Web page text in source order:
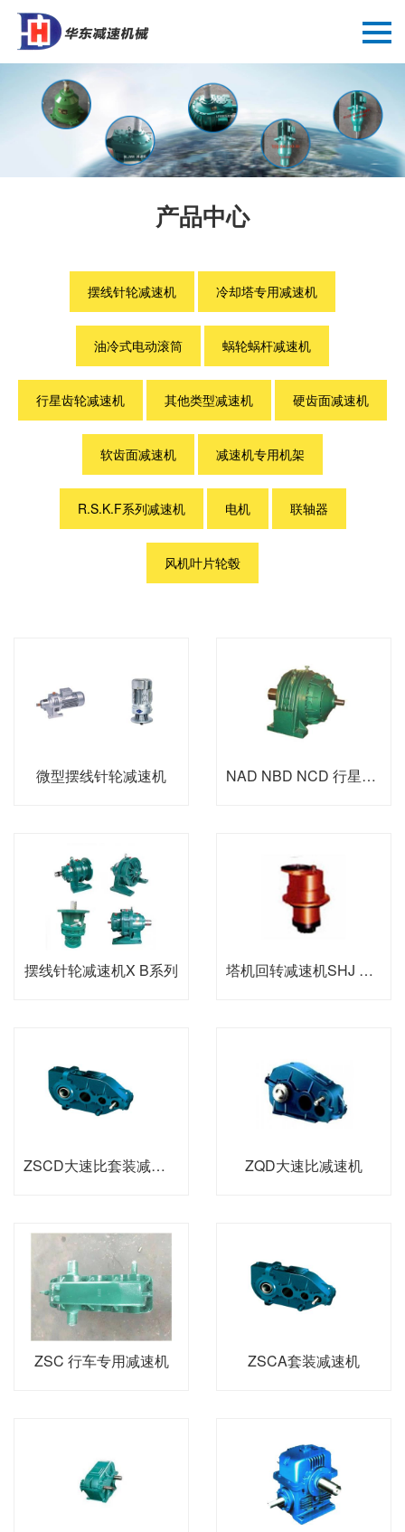
产品中心
摆线针轮减速机 冷却塔专用减速机
油冷式电动滚筒 蜗轮蜗杆减速机
行星齿轮减速机 其他类型减速机 硬齿面减速机
软齿面减速机 减速机专用机架
R.S.K.F系列减速机 电机 联轴器
风机叶片轮毂
微型摆线针轮减速机 NAD NBD NCD 行星减速机
摆线针轮减速机X B系列 塔机回转减速机SHJ TXX
ZSCD大速比套装减速机 ZQD大速比减速机
ZSC 行车专用减速机 ZSCA套装减速机